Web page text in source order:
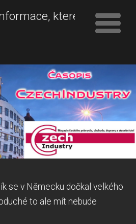
které
se v Německu dočkal velkého
to ale mít nebude